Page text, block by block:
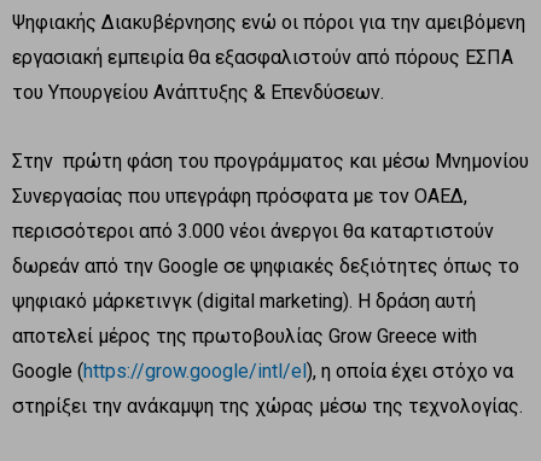
Ψηφιακής Διακυβέρνησης ενώ οι πόροι για την αμειβόμενη
εργασιακή εμπειρία θα εξασφαλιστούν από πόρους ΕΣΠΑ
του Υπουργείου Ανάπτυξης & Επενδύσεων.
Στην πρώτη φάση του προγράμματος και μέσω Μνημονίου
Συνεργασίας που υπεγράφη πρόσφατα με τον ΟΑΕΔ,
περισσότεροι από 3.000 νέοι άνεργοι θα καταρτιστούν
δωρεάν από την Google σε ψηφιακές δεξιότητες όπως το
ψηφιακό μάρκετινγκ (digital marketing). Η δράση αυτή
αποτελεί μέρος της πρωτοβουλίας Grow Greece with
Google (https://grow.google/intl/el), η οποία έχει στόχο να
στηρίξει την ανάκαμψη της χώρας μέσω της τεχνολογίας.